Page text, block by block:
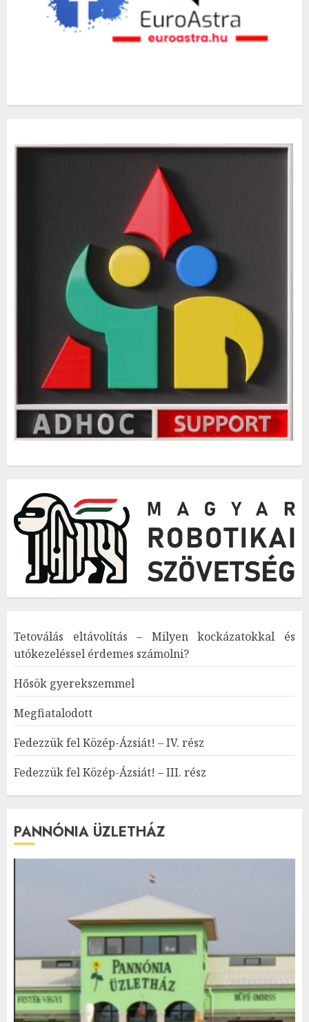
Tetoválás eltávolítás – Milyen kockázatokkal és
utókezeléssel érdemes számolni?
Hősök gyerekszemmel
Megfiatalodott
Fedezzük fel Közép-Ázsiát! – IV. rész
Fedezzük fel Közép-Ázsiát! – III. rész
PANNÓNIA ÜZLETHÁZ